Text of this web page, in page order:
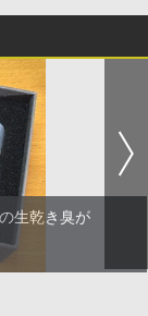
生乾き臭が